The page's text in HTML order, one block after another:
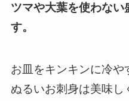
ツマや大葉を使わない
す。
お皿をキンキンに冷や
ぬるいお刺身は美味し